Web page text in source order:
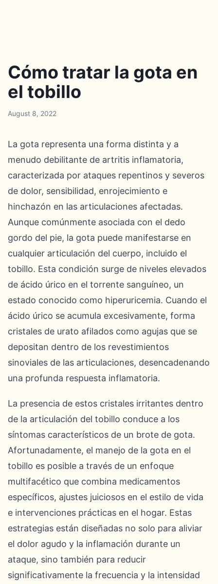
Cómo tratar la gota en
el tobillo
August 8, 2022
La gota representa una forma distinta y a
menudo debilitante de artritis inflamatoria,
caracterizada por ataques repentinos y severos
de dolor, sensibilidad, enrojecimiento e
hinchazón en las articulaciones afectadas.
Aunque comúnmente asociada con el dedo
gordo del pie, la gota puede manifestarse en
cualquier articulación del cuerpo, incluido el
tobillo. Esta condición surge de niveles elevados
de ácido úrico en el torrente sanguíneo, un
estado conocido como hiperuricemia. Cuando el
ácido úrico se acumula excesivamente, forma
cristales de urato afilados como agujas que se
depositan dentro de los revestimientos
sinoviales de las articulaciones, desencadenando
una profunda respuesta inflamatoria.
La presencia de estos cristales irritantes dentro
de la articulación del tobillo conduce a los
síntomas característicos de un brote de gota.
Afortunadamente, el manejo de la gota en el
tobillo es posible a través de un enfoque
multifacético que combina medicamentos
específicos, ajustes juiciosos en el estilo de vida
e intervenciones prácticas en el hogar. Estas
estrategias están diseñadas no solo para aliviar
el dolor agudo y la inflamación durante un
ataque, sino también para reducir
significativamente la frecuencia y la intensidad